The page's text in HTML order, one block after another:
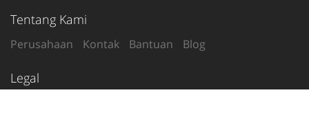
Tentang Kami
Perusahaan Kontak Bantuan Blog
Legal